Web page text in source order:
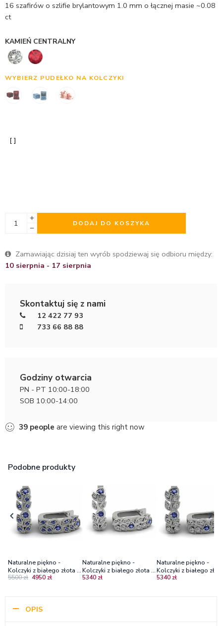
16 szafirów o szlifie brylantowym 1.0 mm o łącznej masie ~0.08
ct
KAMIEŃ CENTRALNY
WYBIERZ PUDEŁKO NA KOLCZYKI
DODAJ DO KOSZYKA
Zamawiając dzisiaj ten wyrób spodziewaj się odbioru między:
10 sierpnia - 17 sierpnia
Skontaktuj się z nami
12 422 77 93
733 66 88 88
Godziny otwarcia
PN - PT 10:00-18:00
SOB 10:00-14:00
39 people are viewing this right now
Podobne produkty
Naturalne piękno -
Kolczyki z białego złota z
szafirami, Diamond Sky
5500 zł 4950 zł
Naturalne piękno -
Kolczyki z białego złota z
szafirami i diamentami
5340 zł
Naturalne piękno -
Kolczyki z białego
szafirami i diamentami
5340 zł
OPIS